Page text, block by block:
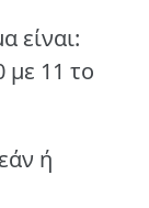
είναι:
με 11 το
ή